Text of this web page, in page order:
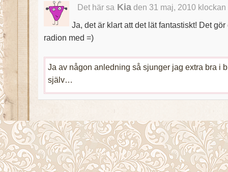
Det här sa Kiaden 31 maj, 2010 klockan
Ja, det är klart att det lät fantastiskt! Det
radion med =)
Ja av någon anledning så sjunger jag extra bra i
själv…